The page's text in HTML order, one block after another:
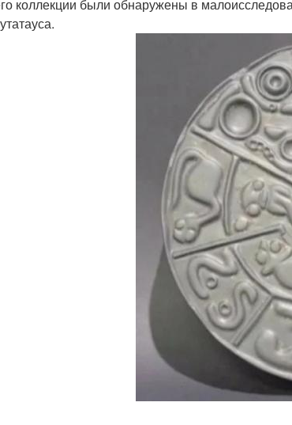
коллекции были обнаружены в